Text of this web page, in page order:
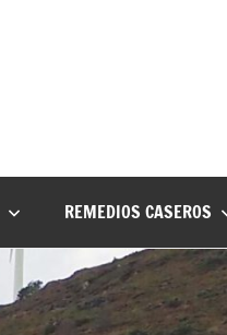
REMEDIOS CASEROS